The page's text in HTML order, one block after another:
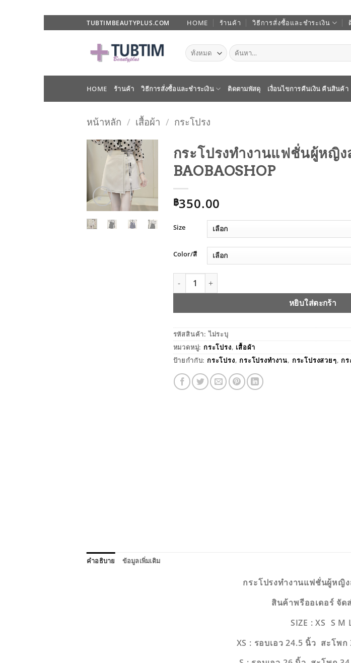
ไป
TUBTIMBEAUTYPLUS.COM HOME ร้านค้า วิธีการสั่งซื้อและชำระเงิน
ค้นหา:
HOME ร้านค้า วิธีการสั่งซื้อและชำระเงิน ติดตามพัสดุ เงื่อนไขการคืนเงิน คืนสินค้า
หน้าหลัก / เสื้อผ้า / กระโปรง
ADD TO
WISHLIST
กระโปรงทำงานแฟชั่นผู้หญิง
BAOBAOSHOP
฿350.00
Size
Color/สี
จำนวน กระโปรงทำงานแฟชั่นผู้หญิงสวยๆ
หยิบใส่ตะกร้า
รหัสสินค้า:ไม่ระบุ
หมวดหมู่:กระโปรง, เสื้อผ้า
ป้ายกำกับ:กระโปรง,กระโปรงทำงาน, กระโปรงสวยๆ,ก
คำอธิบาย ข้อมูลเพิ่มเติม
กระโปรงทำงานแฟชั่นผู้หญิง
สินค้าพรีออเดอร์ จัด
SIZE : XS S M
XS : รอบเอว 24.5 นิ้ว สะโพ